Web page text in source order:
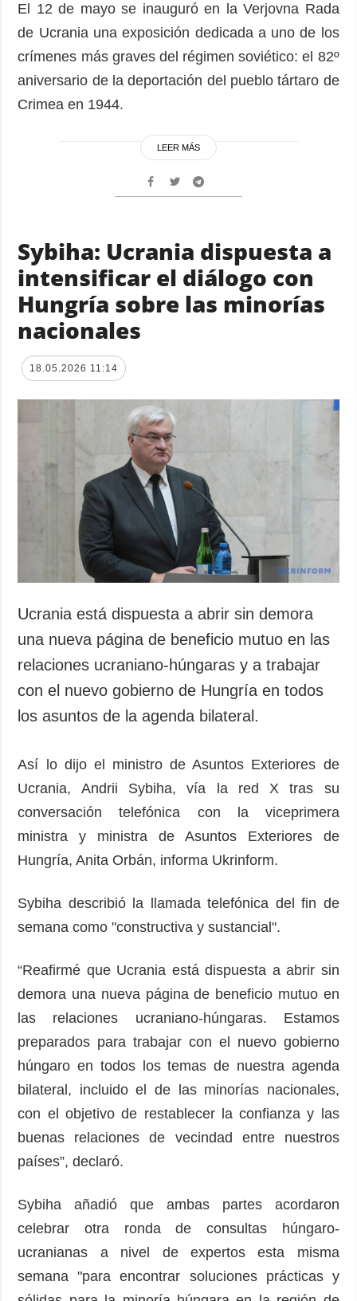
El 12 de mayo se inauguró en la Verjovna Rada
de Ucrania una exposición dedicada a uno de los
crímenes más graves del régimen soviético: el 82º
aniversario de la deportación del pueblo tártaro de
Crimea en 1944.
LEER MÁS
Sybiha: Ucrania dispuesta a
intensificar el diálogo con
Hungría sobre las minorías
nacionales
18.05.2026 11:14
Ucrania está dispuesta a abrir sin demora
una nueva página de beneficio mutuo en las
relaciones ucraniano-húngaras y a trabajar
con el nuevo gobierno de Hungría en todos
los asuntos de la agenda bilateral.
Así lo dijo el ministro de Asuntos Exteriores de
Ucrania, Andrii Sybiha, vía la red X tras su
conversación telefónica con la viceprimera
ministra y ministra de Asuntos Exteriores de
Hungría, Anita Orbán, informa Ukrinform.
Sybiha describió la llamada telefónica del fin de
semana como "constructiva y sustancial".
“Reafirmé que Ucrania está dispuesta a abrir sin
demora una nueva página de beneficio mutuo en
las relaciones ucraniano-húngaras. Estamos
preparados para trabajar con el nuevo gobierno
húngaro en todos los temas de nuestra agenda
bilateral, incluido el de las minorías nacionales,
con el objetivo de restablecer la confianza y las
buenas relaciones de vecindad entre nuestros
países”, declaró.
Sybiha añadió que ambas partes acordaron
celebrar otra ronda de consultas húngaro-
ucranianas a nivel de expertos esta misma
semana "para encontrar soluciones prácticas y